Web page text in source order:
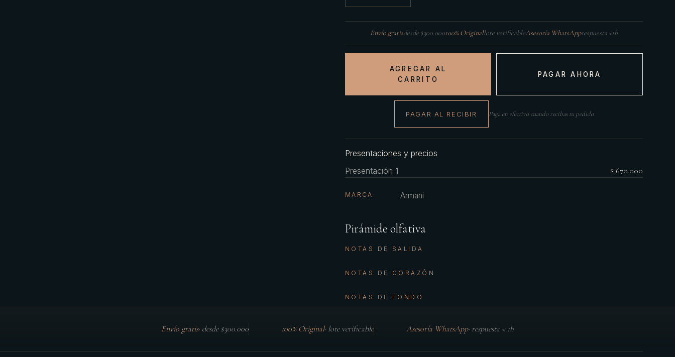
Envío gratisdesde $300.000100% Originallote verificableAsesoría WhatsApprespuesta <1h
AGREGAR AL
CARRITO
PAGAR AHORA
PAGAR AL RECIBIR Paga en efectivo cuando recibas tu pedido
Presentaciones y precios
Presentación 1
$ 670.000
MARCA Armani
Pirámide olfativa
NOTAS DE SALIDA
NOTAS DE CORAZÓN
NOTAS DE FONDO
Envío gratis· desde $300.000 100% Original· lote verificable Asesoría WhatsApp· respuesta < 1h